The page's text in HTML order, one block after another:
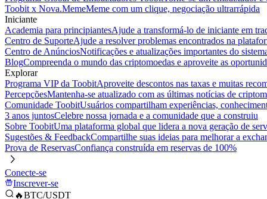
Toobit x Nova.MemeMeme com um clique, negociação ultrarrápida
Iniciante
Academia para principiantesAjude a transformá-lo de iniciante em
Centro de SuporteAjude a resolver problemas encontrados na
Centro de AnúnciosNotificações e atualizações importantes do
BlogCompreenda o mundo das criptomoedas e aproveite as
Explorar
Programa VIP da ToobitAproveite descontos nas taxas e muitas
PercepçõesMantenha-se atualizado com as últimas notícias de
Comunidade ToobitUsuários compartilham experiências,
3 anos juntosCelebre nossa jornada e a comunidade que a construiu
Sobre ToobitUma plataforma global que lidera a nova geração de
Sugestões & FeedbackCompartilhe suas ideias para melhorar a
Prova de ReservasConfiança construída em reservas de 100%
Conecte-se
Inscrever-se
🔥BTC/USDT